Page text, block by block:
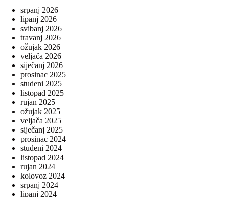
srpanj 2026
lipanj 2026
svibanj 2026
travanj 2026
ožujak 2026
veljača 2026
siječanj 2026
prosinac 2025
studeni 2025
listopad 2025
rujan 2025
ožujak 2025
veljača 2025
siječanj 2025
prosinac 2024
studeni 2024
listopad 2024
rujan 2024
kolovoz 2024
srpanj 2024
lipanj 2024